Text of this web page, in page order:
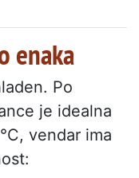
enaka
Po
je idealna
vendar ima